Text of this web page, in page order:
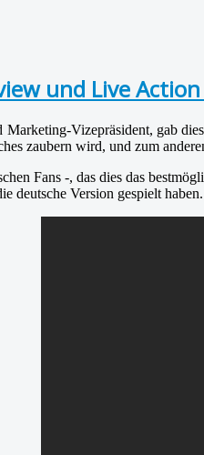
und Live
Marketing-Vizepräsident, gab
zaubern wird, und zum
Fans -, das dies das
deutsche Version gespielt haben.